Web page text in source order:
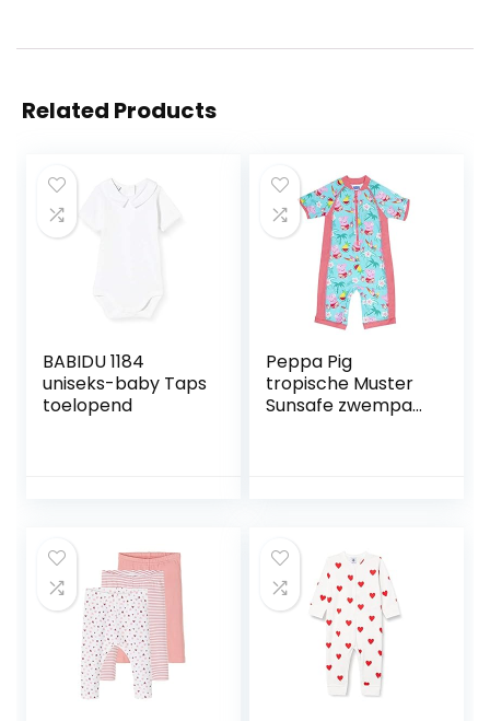
Related Products
BABIDU 1184
uniseks-baby Taps
toelopend
Peppa Pig
tropische Muster
Sunsafe zwempak,